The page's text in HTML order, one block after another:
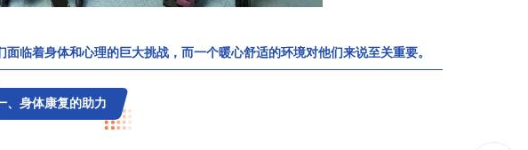
临着身体和心理的巨大挑战，而一个暖心舒适的环境对他们来说至关重要。
、身体康复的助力